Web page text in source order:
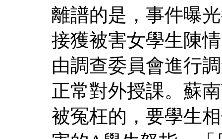
離譜的是，事件曝
接獲被害女學生陳
由調查委員會進行
正常對外授課。蘇
被冤枉的，要學生